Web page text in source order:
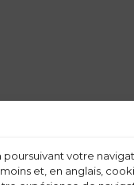
poursuivant votre
et, en anglais,